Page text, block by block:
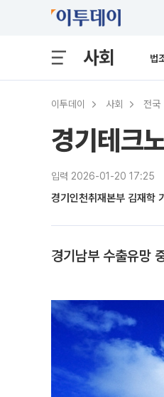
사회 법
이투데이 사회 전국
경기테크
입력 2026-01-20 17:25
경기인천취재본부 김재학
경기남부 수출유망